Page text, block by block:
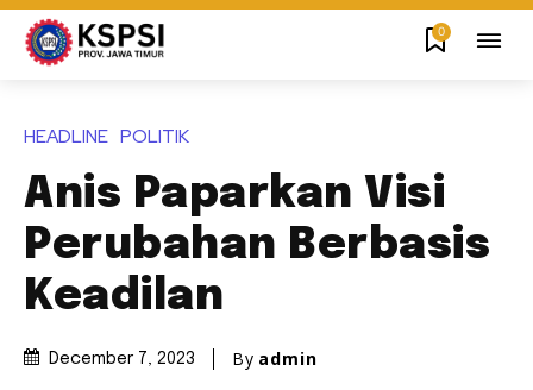
0
HEADLINE POLITIK
Anis Paparkan Visi
Perubahan Berbasis
Keadilan
December 7, 2023 By admin